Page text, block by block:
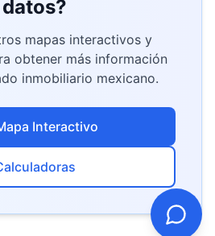
datos?
mapas interactivos y
obtener más información
inmobiliario mexicano.
Interactivo